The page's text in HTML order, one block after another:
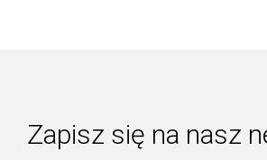
Zapisz się na nasz